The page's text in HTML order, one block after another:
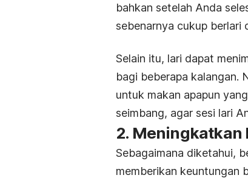
bahkan setelah Anda
sebenarnya cukup berlari
Selain itu, lari dapat
bagi beberapa kalangan.
untuk makan apapun
seimbang, agar sesi lari
2. Meningkatkan
Sebagaimana diketahui,
memberikan keuntungan